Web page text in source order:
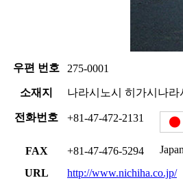
우편 번호 275-0001
소재지 나라시노시 히가시나라
전화번호 +81-47-472-2131
FAX
+81-47-476-5294
URL
http://www.nichiha.co.jp/